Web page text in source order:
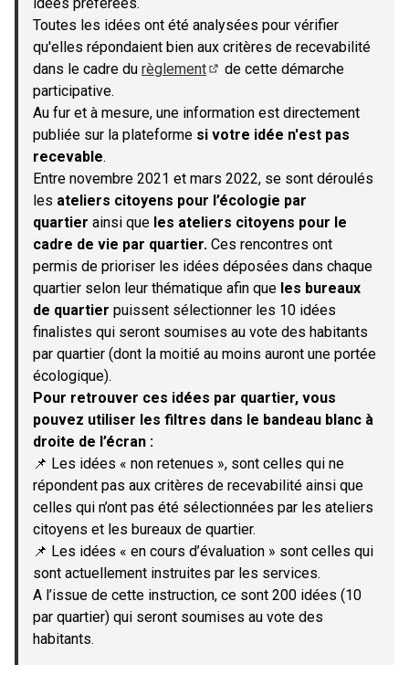
Toutes les idées ont été analysées pour vérifier
qu'elles répondaient bien aux critères de recevabilité
dans le cadre du règlement
de cette démarche
participative.
Au fur et à mesure, une information est directement
publiée sur la plateforme si votre idée n'est pas
recevable.
Entre novembre 2021 et mars 2022, se sont déroulés
les ateliers citoyens pour l’écologie par
quartier ainsi que les ateliers citoyens pour le
cadre de vie par quartier. Ces rencontres ont
permis de prioriser les idées déposées dans chaque
quartier selon leur thématique afin que les bureaux
de quartier puissent sélectionner les 10 idées
finalistes qui seront soumises au vote des habitants
par quartier (dont la moitié au moins auront une portée
écologique).
Pour retrouver ces idées par quartier, vous
pouvez utiliser les filtres dans le bandeau blanc à
droite de l’écran :
📌 Les idées « non retenues », sont celles qui ne
répondent pas aux critères de recevabilité ainsi que
celles qui n’ont pas été sélectionnées par les ateliers
citoyens et les bureaux de quartier.
📌 Les idées « en cours d’évaluation » sont celles qui
sont actuellement instruites par les services.
A l’issue de cette instruction, ce sont 200 idées (10
par quartier) qui seront soumises au vote des
habitants.